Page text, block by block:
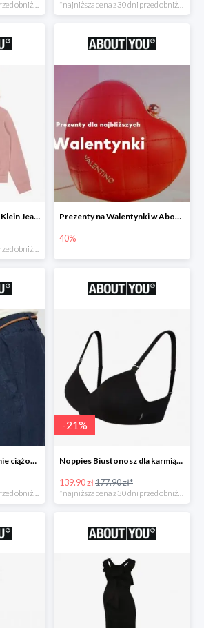
Bluza rozpinana Calvin Klein Jeans -61% Prezenty na Walentynki w About You do -40%
40%
MAMALICIOUS Spodnie ciążowe -51%
*najniższa cena z 30 dni przed obniżką
-21%
Noppies Biustonosz dla karmiących -21%
139.90 zł177.90 zł*
*najniższa cena z 30 dni przed obniżką